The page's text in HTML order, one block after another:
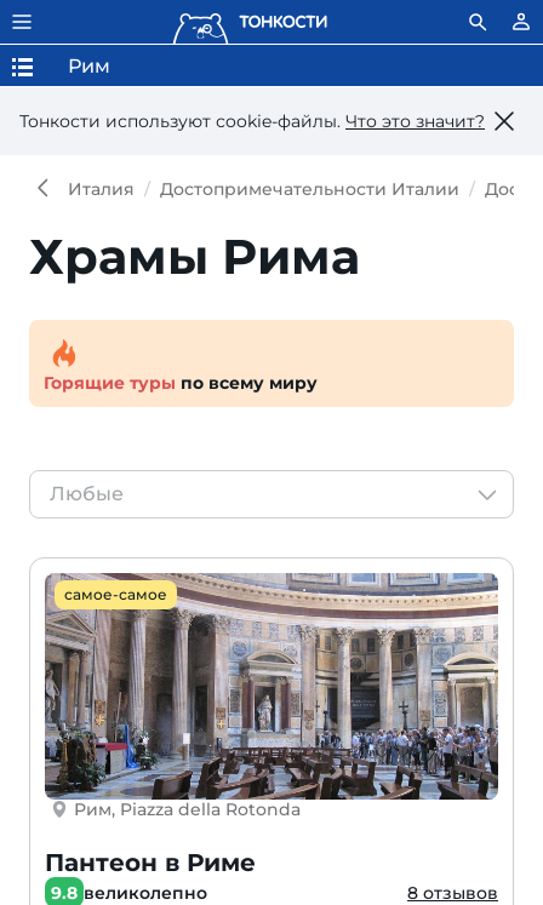
Тонкости используют сookie-файлы. Что это значит?
Рим
Италия Достопримечательности Италии
Храмы Рима
Горящие туры по всему миру
самое-самое
Рим, Piazza della Rotonda
Пантеон в Риме
9.8 великолепно
8 отзывов